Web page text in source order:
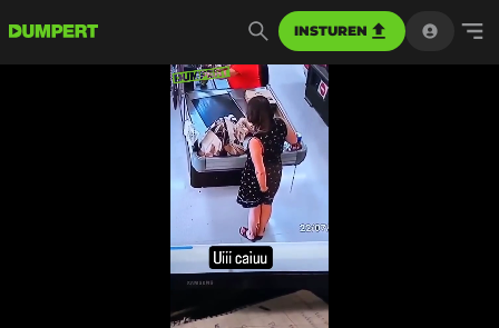
INSTUREN
Geladen
100.00%